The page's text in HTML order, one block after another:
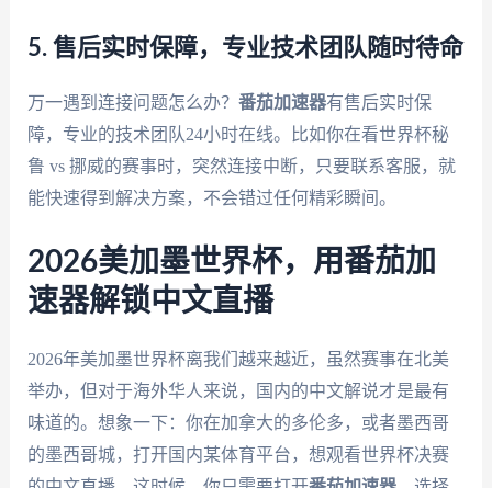
5. 售后实时保障，专业技术团队随时待命
万一遇到连接问题怎么办？ 番茄加速器有售后实时保
障，专业的技术团队24小时在线。比如你在看世界杯秘
鲁 vs 挪威的赛事时，突然连接中断，只要联系客服，就
能快速得到解决方案，不会错过任何精彩瞬间。
2026美加墨世界杯，用番茄加
速器解锁中文直播
2026年美加墨世界杯离我们越来越近，虽然赛事在北美
举办，但对于海外华人来说，国内的中文解说才是最有
味道的。想象一下：你在加拿大的多伦多，或者墨西哥
的墨西哥城，打开国内某体育平台，想观看世界杯决赛